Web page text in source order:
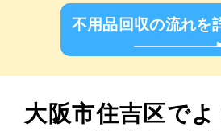
不用品回収の流れを
大阪市住吉区で